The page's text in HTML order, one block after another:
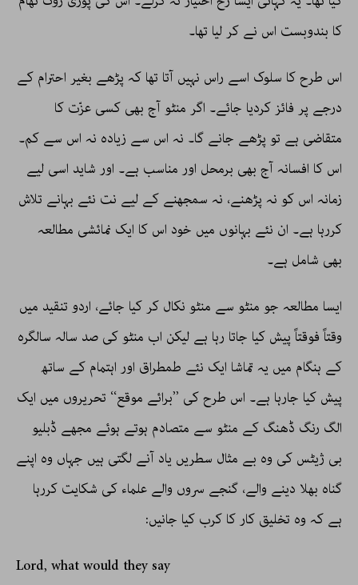
کا بندوبست اس نے کر لیا تھا۔
اس طرح کا سلوک اسے راس نہیں آتا تھا کہ پڑھے بغیر احترام کے
درجے پر فائز کردیا جائے۔ اگر منٹو آج بھی کسی عزّت کا
متقاضی ہے تو پڑھے جانے گا۔ نہ اس سے زیادہ نہ اس سے کم۔
اس کا افسانہ آج بھی برمحل اور مناسب ہے۔ اور شاید اسی لیے
زمانہ اس کو نہ پڑھنے، نہ سمجھنے کے لیے نت نئے بہانے تلاش
کررہا ہے۔ ان نئے بہانوں میں خود اس کا ایک نمائشی مطالعہ
بھی شامل ہے۔
ایسا مطالعہ جو منٹو سے منٹو نکال کر کیا جائے، اردو تنقید میں
وقتاً فوقتاً پیش کیا جاتا رہا ہے لیکن اب منٹو کی صد سالہ سالگرہ
کے ہنگام میں یہ تماشا ایک نئے طمطراق اور اہتمام کے ساتھ
پیش کیا جارہا ہے۔ اس طرح کی ’’برائے موقع‘‘ تحریروں میں ایک
الگ رنگ ڈھنگ کے منٹو سے متصادم ہوتے ہوئے مجھے ڈبلیو
بی ژیٹس کی وہ بے مثال سطریں یاد آنے لگتی ہیں جہاں وہ اپنے
گناہ بھلا دینے والے، گنجے سروں والے علماء کی شکایت کررہا
ہے کہ وہ تخلیق کار کا کرب کیا جانیں:
Lord, what would they say